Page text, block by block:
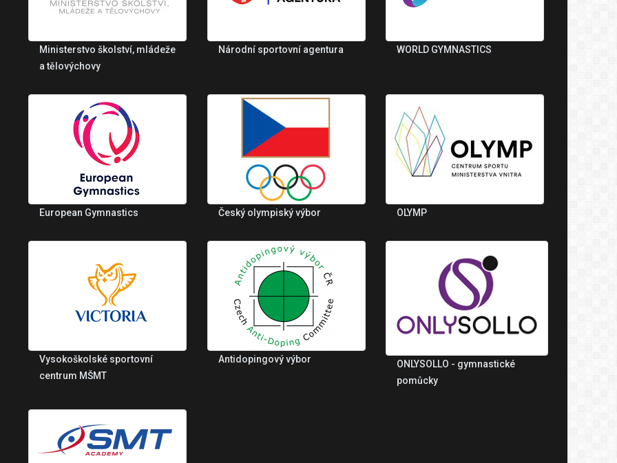
Ministerstvo školství, mládeže
a tělovýchovy
Národní sportovní agentura WORLD GYMNASTICS
European Gymnastics Český olympiský výbor OLYMP
Vysokoškolské sportovní
centrum MŠMT
Antidopingový výbor
ONLYSOLLO - gymnastické
pomůcky